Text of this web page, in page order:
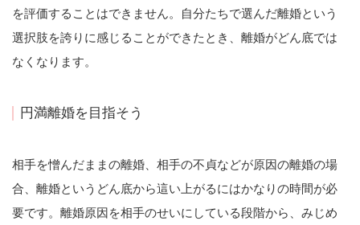
を評価することはできません。自分たちで選んだ離婚という
選択肢を誇りに感じることができたとき、離婚がどん底では
なくなります。
円満離婚を目指そう
相手を憎んだままの離婚、相手の不貞などが原因の離婚の場
合、離婚というどん底から這い上がるにはかなりの時間が必
要です。離婚原因を相手のせいにしている段階から、みじめ